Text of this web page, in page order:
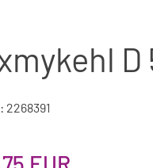
D
2268391